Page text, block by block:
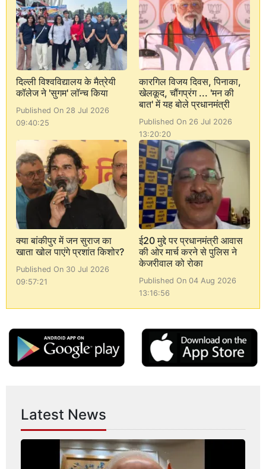
दिल्ली विश्वविद्यालय के मैत्रेयी
कॉलेज ने 'सुगम' लॉन्च किया
Published On 28 Jul 2026
09:40:25
कारगिल विजय दिवस, पिनाका,
खेलकूद, चौंगप्रंग ... 'मन की
बात' में यह बोले प्रधानमंत्री
Published On 26 Jul 2026
13:20:20
क्या बांकीपुर में जन सुराज का
खाता खोल पाएंगे प्रशांत किशोर?
Published On 30 Jul 2026
09:57:21
ई20 मुद्दे पर प्रधानमंत्री आवास
की ओर मार्च करने से पुलिस ने
केजरीवाल को रोका
Published On 04 Aug 2026
13:16:56
Latest News